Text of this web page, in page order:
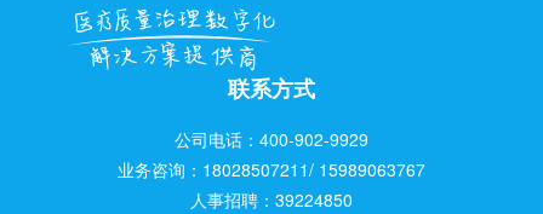
联系方式
公司电话：400-902-9929
业务咨询：18028507211/ 15989063767
人事招聘：39224850